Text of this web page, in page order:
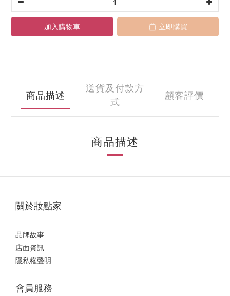
加入購物車 立即購買
商品描述
送貨及付款方
式
顧客評價
商品描述
關於妝點家
品牌故事
店面資訊
隱私權聲明
會員服務